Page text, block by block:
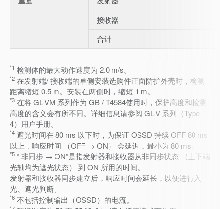
接收器
合计
*1 检测体的最大动作速度为 2.0 m/s。
*2 在发射端/ 接收端的单侧安装选购件正面防护外壳时，检测
距离缩短 0.5 m。安装在两侧时，缩短 1 m。
*3 在将 GL-VM 系列作为 GB / T4584使用时，保护高度和检测
高度的含义会有所不同。详细信息请参阅 GL-V 系列（Type
4）用户手册。
*4 遮光时间在 80 ms 以下时，为保证 OSSD 持续 OFF 80 ms
以上，响应时间 （OFF → ON） 会延迟，最小为 80 ms。
*5 “ 非同步 → ON”是指发射器和接收器从非同步状态 （上下端
光轴均为遮光状态） 到 ON 所用的时间。
发射器和接收器同步建立后，响应时间会延长，以便进行入
光、遮光判断。
*6 不包括控制输出（OSSD）的电流。